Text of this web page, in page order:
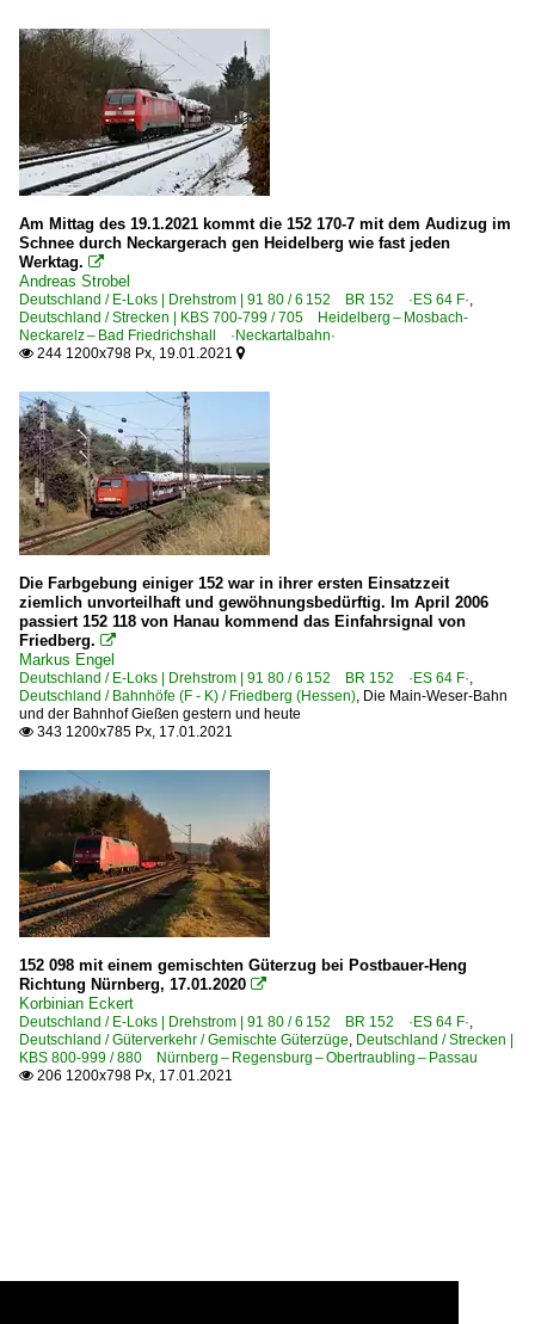
Am Mittag des 19.1.2021 kommt die 152 170-7 mit dem Audizug im
Schnee durch Neckargerach gen Heidelberg wie fast jeden
Werktag. 
Andreas Strobel
Deutschland / E-Loks | Drehstrom | 91 80 / 6 152 BR 152 ·ES 64 F·,
Deutschland / Strecken | KBS 700-799 / 705 Heidelberg – Mosbach-
Neckarelz – Bad Friedrichshall ·Neckartalbahn·
 244 1200x798 Px, 19.01.2021 
Die Farbgebung einiger 152 war in ihrer ersten Einsatzzeit
ziemlich unvorteilhaft und gewöhnungsbedürftig. Im April 2006
passiert 152 118 von Hanau kommend das Einfahrsignal von
Friedberg. 
Markus Engel
Deutschland / E-Loks | Drehstrom | 91 80 / 6 152 BR 152 ·ES 64 F·,
Deutschland / Bahnhöfe (F - K) / Friedberg (Hessen), Die Main-Weser-Bahn
und der Bahnhof Gießen gestern und heute
 343 1200x785 Px, 17.01.2021
152 098 mit einem gemischten Güterzug bei Postbauer-Heng
Richtung Nürnberg, 17.01.2020 
Korbinian Eckert
Deutschland / E-Loks | Drehstrom | 91 80 / 6 152 BR 152 ·ES 64 F·,
Deutschland / Güterverkehr / Gemischte Güterzüge, Deutschland / Strecken |
KBS 800-999 / 880 Nürnberg – Regensburg – Obertraubling – Passau
 206 1200x798 Px, 17.01.2021